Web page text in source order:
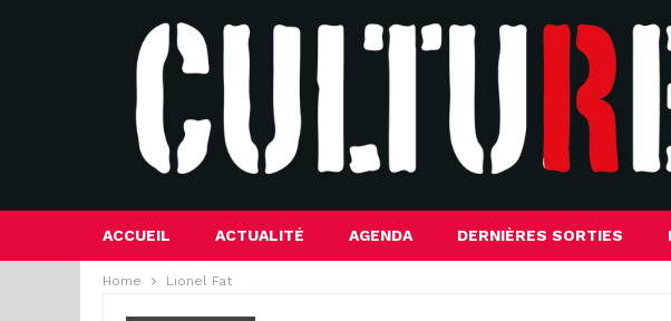
ACCUEIL ACTUALITÉ AGENDA DERNIÈRES SORTIES
Home Lionel Fat